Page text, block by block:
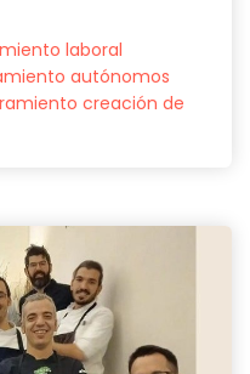
laboral
autónomos
creación de